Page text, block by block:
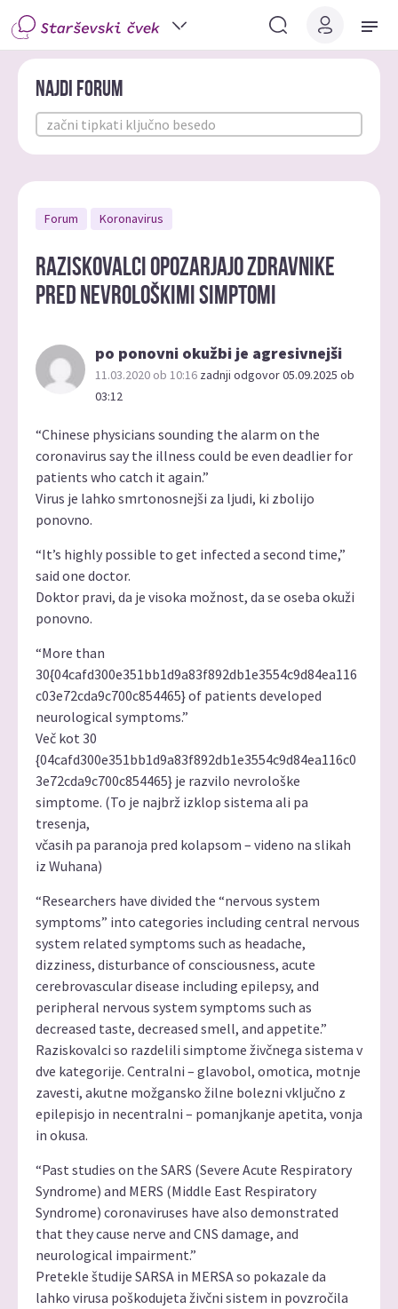
Najdi forum
Forum Koronavirus
Raziskovalci opozarjajo zdravnike
pred nevrološkimi simptomi
po ponovni okužbi je agresivnejši
11.03.2020 ob 10:16 zadnji odgovor 05.09.2025 ob
03:12
“Chinese physicians sounding the alarm on the
coronavirus say the illness could be even deadlier for
patients who catch it again.”
Virus je lahko smrtonosnejši za ljudi, ki zbolijo
ponovno.
“It’s highly possible to get infected a second time,”
said one doctor.
Doktor pravi, da je visoka možnost, da se oseba okuži
ponovno.
“More than
30{04cafd300e351bb1d9a83f892db1e3554c9d84ea116
c03e72cda9c700c854465} of patients developed
neurological symptoms.”
Več kot 30
{04cafd300e351bb1d9a83f892db1e3554c9d84ea116c0
3e72cda9c700c854465} je razvilo nevrološke
simptome. (To je najbrž izklop sistema ali pa
tresenja,
včasih pa paranoja pred kolapsom – videno na slikah
iz Wuhana)
“Researchers have divided the “nervous system
symptoms” into categories including central nervous
system related symptoms such as headache,
dizziness, disturbance of consciousness, acute
cerebrovascular disease including epilepsy, and
peripheral nervous system symptoms such as
decreased taste, decreased smell, and appetite.”
Raziskovalci so razdelili simptome živčnega sistema v
dve kategorije. Centralni – glavobol, omotica, motnje
zavesti, akutne možgansko žilne bolezni vključno z
epilepisjo in necentralni – pomanjkanje apetita, vonja
in okusa.
“Past studies on the SARS (Severe Acute Respiratory
Syndrome) and MERS (Middle East Respiratory
Syndrome) coronaviruses have also demonstrated
that they cause nerve and CNS damage, and
neurological impairment.”
Pretekle študije SARSA in MERSA so pokazale da
lahko virusa poškodujeta živčni sistem in povzročila